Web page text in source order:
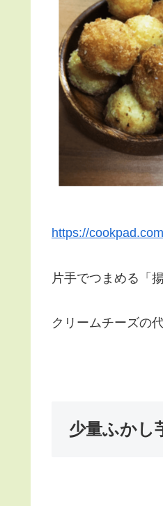
https://
片手でつまめる「
クリームチーズの
少量ふかし